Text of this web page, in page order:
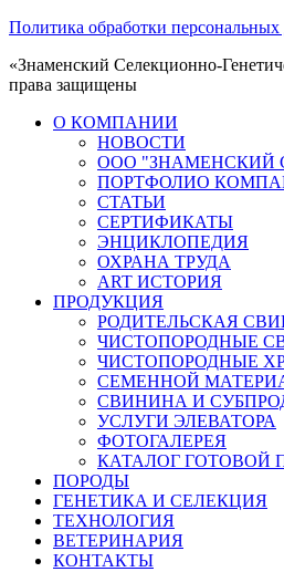
Политика обработки
«Знаменский Селекционно-
права защищены
О КОМПАНИИ
НОВОСТИ
ООО "ЗНАМЕНСКИЙ
ПОРТФОЛИО
СТАТЬИ
СЕРТИФИКАТЫ
ЭНЦИКЛОПЕДИЯ
ОХРАНА ТРУДА
ART ИСТОРИЯ
ПРОДУКЦИЯ
РОДИТЕЛЬСКАЯ
ЧИСТОПОРОДНЫЕ
ЧИСТОПОРОДНЫЕ
СЕМЕННОЙ
СВИНИНА И
УСЛУГИ ЭЛЕВАТОРА
ФОТОГАЛЕРЕЯ
КАТАЛОГ ГОТОВОЙ
ПОРОДЫ
ГЕНЕТИКА И СЕЛЕКЦИЯ
ТЕХНОЛОГИЯ
ВЕТЕРИНАРИЯ
КОНТАКТЫ